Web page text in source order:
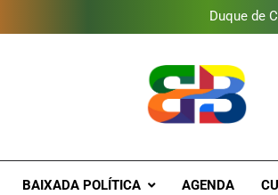
Gastro
Duque de
Gastro
Brava
BAIXADA POLÍTICA AGENDA